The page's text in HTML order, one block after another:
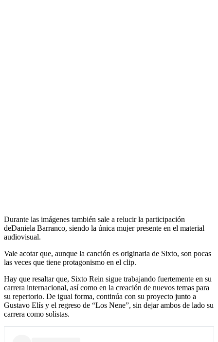
Durante las imágenes también sale a relucir la participación
deDaniela Barranco, siendo la única mujer presente en el material
audiovisual.
Vale acotar que, aunque la canción es originaria de Sixto, son pocas
las veces que tiene protagonismo en el clip.
Hay que resaltar que, Sixto Rein sigue trabajando fuertemente en su
carrera internacional, así como en la creación de nuevos temas para
su repertorio. De igual forma, continúa con su proyecto junto a
Gustavo Elís y el regreso de “Los Nene”, sin dejar ambos de lado su
carrera como solistas.